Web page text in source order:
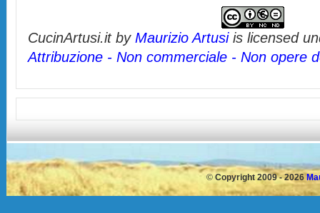
CucinArtusi.itby Maurizio Artusiis licensed
Attribuzione - Non commerciale - Non opere
© Copyright 2009 - 2026